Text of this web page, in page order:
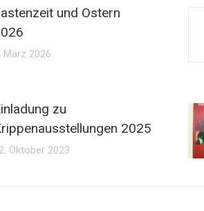
und Ostern
März 2026
zu
2025
Oktober 2023